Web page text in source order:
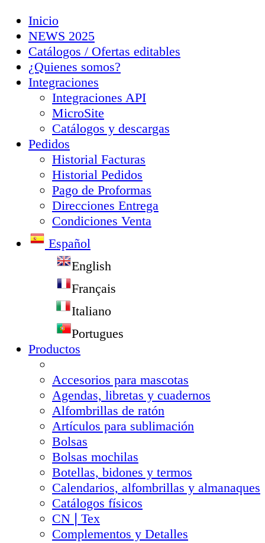
Inicio
NEWS 2025
Catálogos / Ofertas editables
¿Quienes somos?
Integraciones
Integraciones API
MicroSite
Catálogos y descargas
Pedidos
Historial Facturas
Historial Pedidos
Pago de Proformas
Direcciones Entrega
Condiciones Venta
Español
English
Français
Italiano
Portugues
Productos
Accesorios para mascotas
Agendas, libretas y cuadernos
Alfombrillas de ratón
Artículos para sublimación
Bolsas
Bolsas mochilas
Botellas, bidones y termos
Calendarios, alfombrillas y almanaques
Catálogos físicos
CN❘Tex
Complementos y Detalles